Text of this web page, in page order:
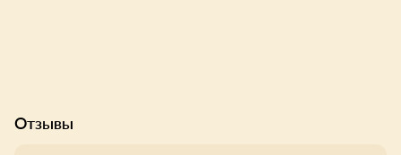
Отзывы